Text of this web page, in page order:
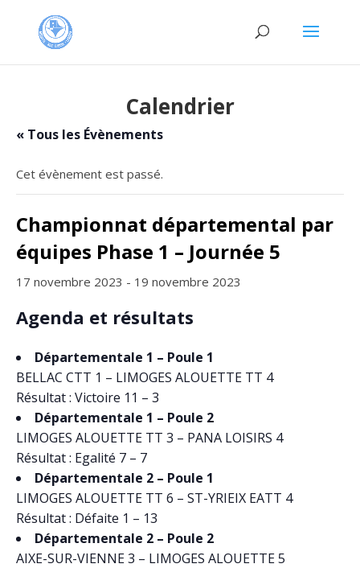
Calendrier
« Tous les Évènements
Cet évènement est passé.
Championnat départemental par
équipes Phase 1 – Journée 5
17 novembre 2023 - 19 novembre 2023
Agenda et résultats
Départementale 1 – Poule 1
BELLAC CTT 1 – LIMOGES ALOUETTE TT 4
Résultat : Victoire 11 – 3
Départementale 1 – Poule 2
LIMOGES ALOUETTE TT 3 – PANA LOISIRS 4
Résultat : Egalité 7 – 7
Départementale 2 – Poule 1
LIMOGES ALOUETTE TT 6 – ST-YRIEIX EATT 4
Résultat : Défaite 1 – 13
Départementale 2 – Poule 2
AIXE-SUR-VIENNE 3 – LIMOGES ALOUETTE 5